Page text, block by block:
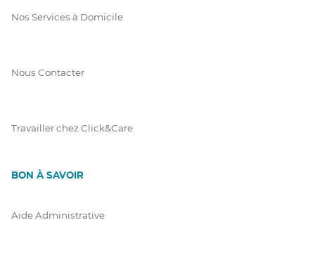
Nos Services à Domicile
Nous Contacter
Travailler chez Click&Care
BON À SAVOIR
Aide Administrative